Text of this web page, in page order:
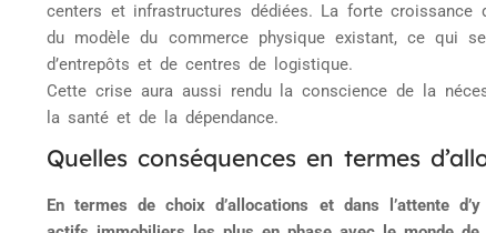
centers et infrastructures dédiées. La forte
du modèle du commerce physique existant, ce qui
d’entrepôts et de centres de logistique.
Cette crise aura aussi rendu la conscience de la
la santé et de la dépendance.
Quelles conséquences en termes
En termes de choix d’allocations et dans l’attente